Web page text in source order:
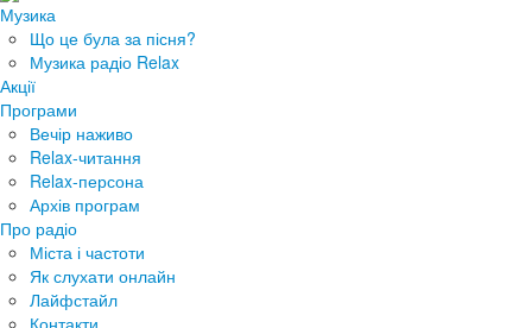
Музика
Що це була за пісня?
Музика радіо Relax
Акції
Програми
Вечір наживо
Relax-читання
Relax-персона
Архів програм
Про радіо
Міста і частоти
Як слухати онлайн
Лайфстайл
Контакти